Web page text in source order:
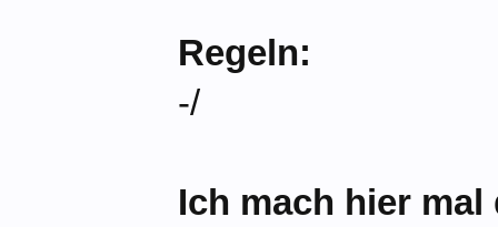
Regeln:
-/
Ich mach hier mal